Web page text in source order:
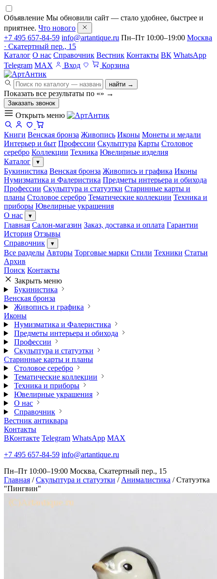
Объявление Мы обновили сайт — стало удобнее, быстрее и
приятнее. Что нового
+7 495 657-84-59 info@artantique.ru Пн–Пт 10:00–19:00 Москва
· Скатертный пер., 15
Каталог О нас Справочник Вестник Контакты ВК WhatsApp
Telegram MAX Вход Корзина
найти →
Показать все результаты по «» →
Заказать звонок
Открыть меню
Книги Венская бронза Живопись Иконы Монеты и медали
Интерьер и быт Профессии Скульптура Карты Столовое
серебро Коллекции Техника Ювелирные изделия
Каталог
▾
Букинистика Венская бронза Живопись и графика Иконы
Нумизматика и Фалеристика Предметы интерьера и обихода
Профессии Скульптура и статуэтки Старинные карты и
планы Столовое серебро Тематические коллекции Техника и
приборы Ювелирные украшения
О нас
▾
Главная Салон-магазин Заказ, доставка и оплата Гарантии
История Отзывы
Справочник
▾
Все разделы Авторы Торговые марки Стили Техники Статьи
Архив
Поиск Контакты
Закрыть меню
Букинистика
Венская бронза
Живопись и графика
Иконы
Нумизматика и Фалеристика
Предметы интерьера и обихода
Профессии
Скульптура и статуэтки
Старинные карты и планы
Столовое серебро
Тематические коллекции
Техника и приборы
Ювелирные украшения
О нас
Справочник
Вестник антиквара
Контакты
ВКонтакте Telegram WhatsApp MAX
+7 495 657-84-59 info@artantique.ru
Пн–Пт 10:00–19:00 Москва, Скатертный пер., 15
Главная / Скульптура и статуэтки / Анималистика / Статуэтка
"Пингвин"